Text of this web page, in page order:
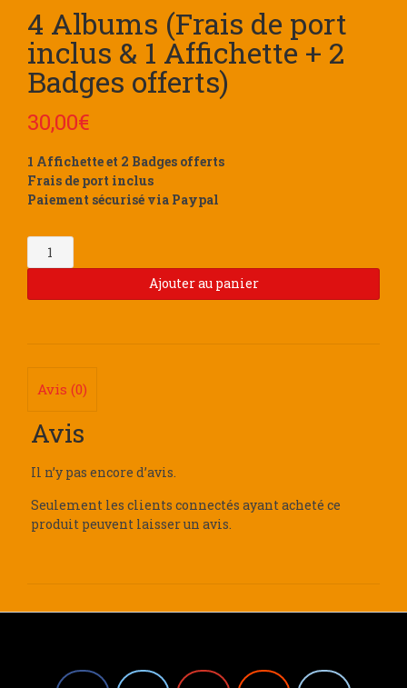
4 Albums (Frais de port
inclus & 1 Affichette + 2
Badges offerts)
30,00€
1 Affichette et 2 Badges offerts
Frais de port inclus
Paiement sécurisé via Paypal
Quantité
Ajouter au panier
Avis (0)
Avis
Il n’y pas encore d’avis.
Seulement les clients connectés ayant acheté ce
produit peuvent laisser un avis.